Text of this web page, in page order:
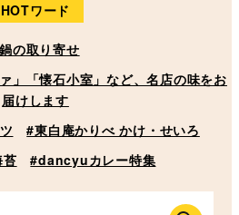
HOTワード
の取り寄せ
」「懐石小室」など、名店の味をお
届けします
#東白庵かりべ かけ・せいろ
#dancyuカレー特集